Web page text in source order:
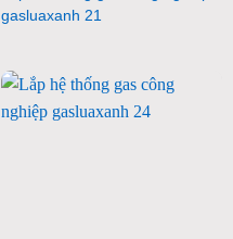
gasluaxanh 21